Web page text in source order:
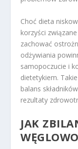
Choć dieta
korzyści
zachować
odżywiania
samopoczucie i
dietetykiem.
balans
rezultaty
JAK